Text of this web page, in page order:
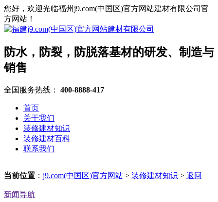
您好，欢迎光临福州j9.com(中国区)官方网站建材有限公司官
方网站！
防水，防裂，防脱落基材的研发、制造与
销售
全国服务热线： 400-8888-417
首页
关于我们
装修建材知识
装修建材百科
联系我们
当前位置 ： j9.com(中国区)官方网站 > 装修建材知识 > 返回
新闻导航